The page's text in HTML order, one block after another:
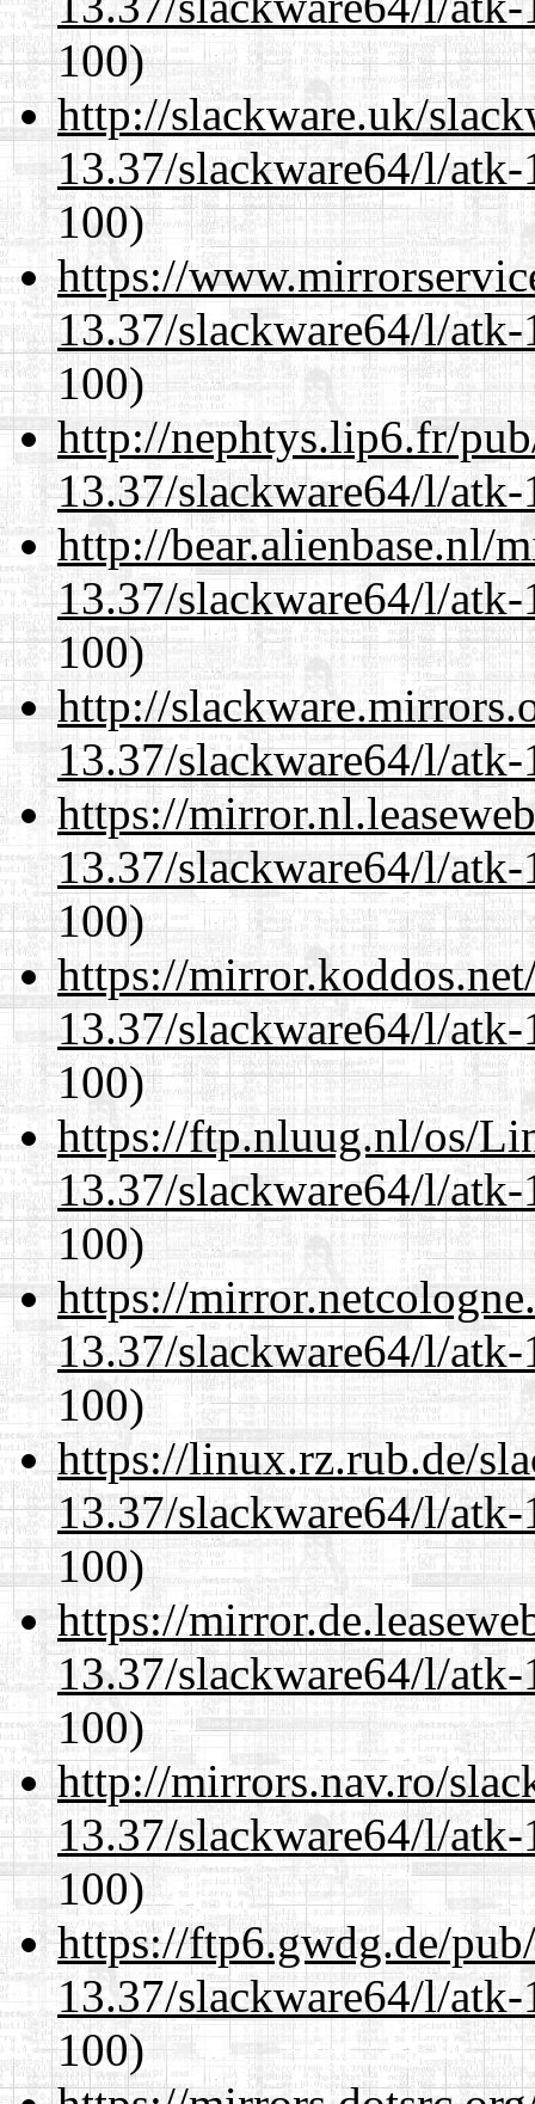
100)
http://slackware.uk/
13.37/slackware64/l/
100)
https://
13.37/slackware64/l/
100)
http://nephtys.lip6.fr/
13.37/slackware64/l/
http://bear.alienbase.nl/
13.37/slackware64/l/
100)
http://
13.37/slackware64/l/
https://
13.37/slackware64/l/
100)
https://
13.37/slackware64/l/
100)
https://ftp.nluug.nl/os/
13.37/slackware64/l/
100)
https://
13.37/slackware64/l/
100)
https://linux.rz.rub.de/
13.37/slackware64/l/
100)
https://
13.37/slackware64/l/
100)
http://mirrors.nav.ro/
13.37/slackware64/l/
100)
https://ftp6.gwdg.de/
13.37/slackware64/l/
100)